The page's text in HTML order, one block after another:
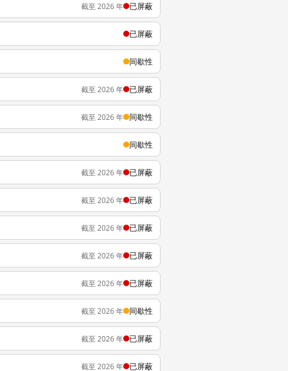
截至 2026 年 已屏蔽
已屏蔽
间歇性
截至 2026 年 已屏蔽
截至 2026 年 间歇性
间歇性
截至 2026 年 已屏蔽
截至 2026 年 已屏蔽
截至 2026 年 已屏蔽
截至 2026 年 已屏蔽
截至 2026 年 已屏蔽
截至 2026 年 间歇性
截至 2026 年 已屏蔽
截至 2026 年 已屏蔽